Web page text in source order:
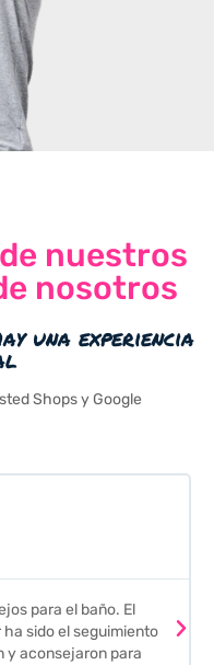
nuestros
nosotros
una experiencia
Shops y Google
para el baño. El
sido el seguimiento
y aconsejaron para